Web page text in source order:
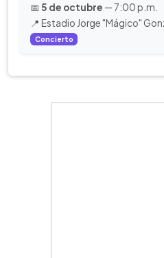
📅 5 de octubre — 7:00 p.m.
📍 Estadio Jorge "Mágico"
Concierto